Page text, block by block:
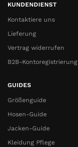
KUNDENDIENST
Kontaktiere uns
Lieferung
Vertrag widerrufen
B2B-Kontoregistrierung
GUIDES
Größenguide
Hosen-Guide
Jacken-Guide
Kleidung Pflege